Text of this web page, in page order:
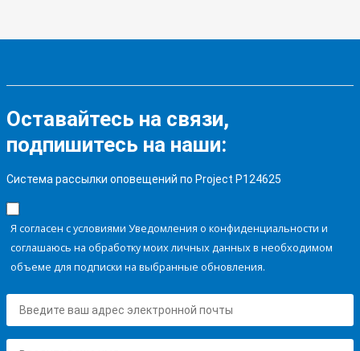
Оставайтесь на связи,
подпишитесь на наши:
Система рассылки оповещений по Project P124625
Я согласен с условиями Уведомления о конфиденциальности и
соглашаюсь на обработку моих личных данных в необходимом
объеме для подписки на выбранные обновления.